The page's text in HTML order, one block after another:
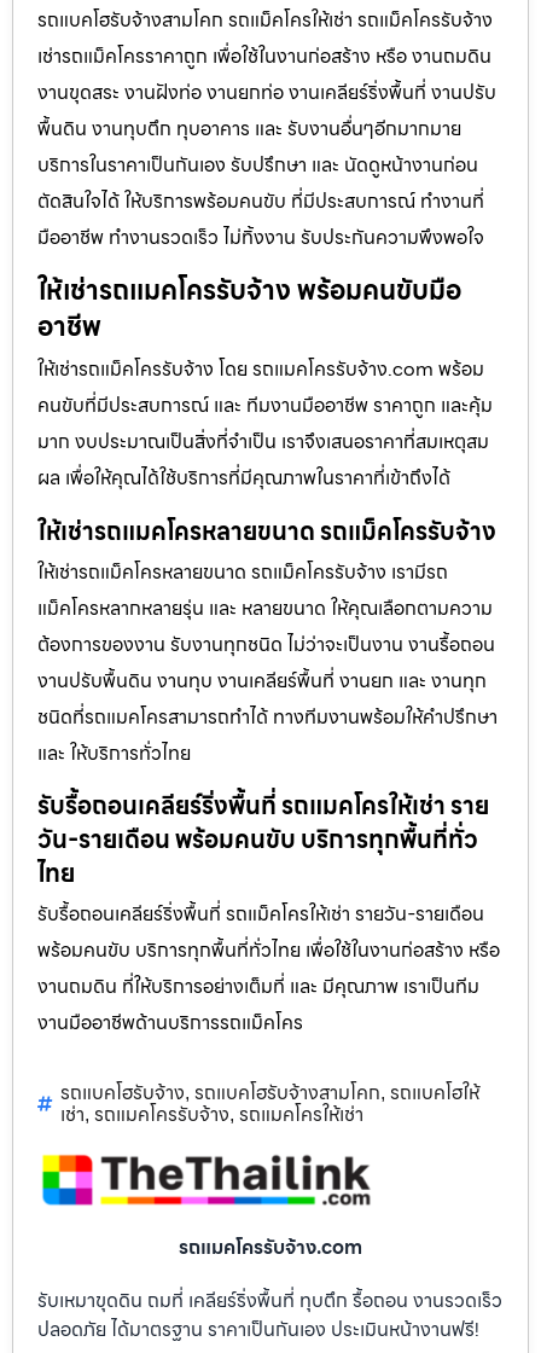
รถแบคโฮรับจ้างสามโคก รถแม็คโครให้เช่า รถแม็คโครรับจ้าง
เช่ารถแม็คโครราคาถูก เพื่อใช้ในงานก่อสร้าง หรือ งานถมดิน
งานขุดสระ งานฝังท่อ งานยกท่อ งานเคลียร์ริ่งพื้นที่ งานปรับ
พื้นดิน งานทุบตึก ทุบอาคาร และ รับงานอื่นๆอีกมากมาย
บริการในราคาเป็นกันเอง รับปรึกษา และ นัดดูหน้างานก่อน
ตัดสินใจได้ ให้บริการพร้อมคนขับ ที่มีประสบการณ์ ทำงานที่
มืออาชีพ ทำงานรวดเร็ว ไม่ทิ้งงาน รับประกันความพึงพอใจ
ให้เช่ารถแมคโครรับจ้าง พร้อมคนขับมือ
อาชีพ
ให้เช่ารถแม็คโครรับจ้าง โดย รถแมคโครรับจ้าง.com พร้อม
คนขับที่มีประสบการณ์ และ ทีมงานมืออาชีพ ราคาถูก และคุ้ม
มาก งบประมาณเป็นสิ่งที่จำเป็น เราจึงเสนอราคาที่สมเหตุสม
ผล เพื่อให้คุณได้ใช้บริการที่มีคุณภาพในราคาที่เข้าถึงได้
ให้เช่ารถแมคโครหลายขนาด รถแม็คโครรับจ้าง
ให้เช่ารถแม็คโครหลายขนาด รถแม็คโครรับจ้าง เรามีรถ
แม็คโครหลากหลายรุ่น และ หลายขนาด ให้คุณเลือกตามความ
ต้องการของงาน รับงานทุกชนิด ไม่ว่าจะเป็นงาน งานรื้อถอน
งานปรับพื้นดิน งานทุบ งานเคลียร์พื้นที่ งานยก และ งานทุก
ชนิดที่รถแมคโครสามารถทำได้ ทางทีมงานพร้อมให้คำปรึกษา
และ ให้บริการทั่วไทย
รับรื้อถอนเคลียร์ริ่งพื้นที่ รถแมคโครให้เช่า ราย
วัน-รายเดือน พร้อมคนขับ บริการทุกพื้นที่ทั่ว
ไทย
รับรื้อถอนเคลียร์ริ่งพื้นที่ รถแม็คโครให้เช่า รายวัน-รายเดือน
พร้อมคนขับ บริการทุกพื้นที่ทั่วไทย เพื่อใช้ในงานก่อสร้าง หรือ
งานถมดิน ที่ให้บริการอย่างเต็มที่ และ มีคุณภาพ เราเป็นทีม
งานมืออาชีพด้านบริการรถแม็คโคร
รถแบคโฮรับจ้าง, รถแบคโฮรับจ้างสามโคก, รถแบคโฮให้
เช่า, รถแมคโครรับจ้าง, รถแมคโครให้เช่า
รถแมคโครรับจ้าง.com
รับเหมาขุดดิน ถมที่ เคลียร์ริ่งพื้นที่ ทุบตึก รื้อถอน งานรวดเร็ว
ปลอดภัย ได้มาตรฐาน ราคาเป็นกันเอง ประเมินหน้างานฟรี!